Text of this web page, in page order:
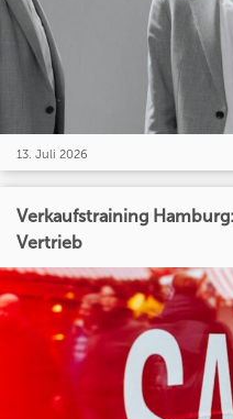
13. Juli 2026
Verkaufstraining
Vertrieb